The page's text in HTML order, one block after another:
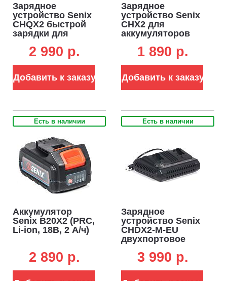
Зарядное
устройство Senix
CHQX2 быстрой
зарядки для
18В (4А)
2 990 p.
Добавить к заказу
Зарядное
устройство Senix
CHX2 для
аккумуляторов
1 890 p.
Добавить к заказу
Есть в наличии
Аккумулятор
Senix B20X2 (PRC,
Li-ion, 18В, 2 А/ч)
2 890 p.
Есть в наличии
Зарядное
устройство Senix
CHDX2-M-EU
двухпортовое
аккумуляторов
3 990 p.